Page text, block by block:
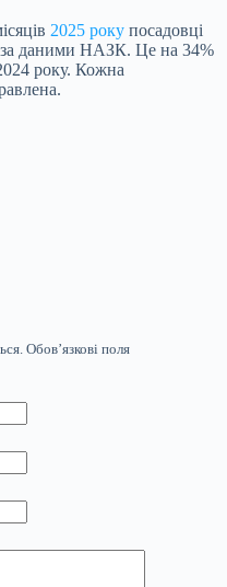
2025 року посадовці
за даними НАЗК. Це на 34%
року. Кожна
Обов’язкові поля